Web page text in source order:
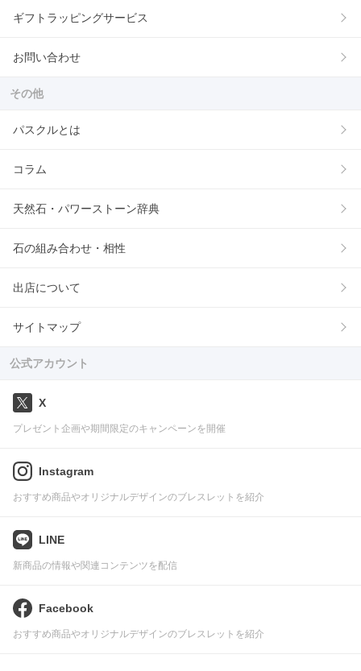
ギフトラッピングサービス
お問い合わせ
その他
パスクルとは
コラム
天然石・パワーストーン辞典
石の組み合わせ・相性
出店について
サイトマップ
公式アカウント
X
プレゼント企画や期間限定のキャンペーンを開催
Instagram
おすすめ商品やオリジナルデザインのブレスレットを紹介
LINE
新商品の情報や関連コンテンツを配信
Facebook
おすすめ商品やオリジナルデザインのブレスレットを紹介